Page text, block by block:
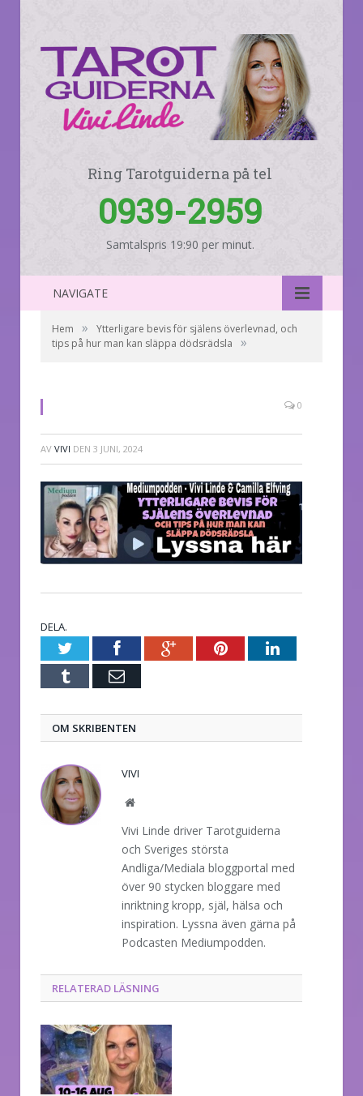
Ring Tarotguiderna på tel
0939-2959
Samtalspris 19:90 per minut.
NAVIGATE
Hem »
Ytterligare bevis för själens överlevnad, och
tips på hur man kan släppa dödsrädsla
»
0
AV VIVI DEN 3 JUNI, 2024
DELA.
TwitterFacebookGoogle+PinterestLinkedIn
Tumblr E-
OM SKRIBENTEN
VIVI
Website
Vivi Linde driver Tarotguiderna
och Sveriges största
Andliga/Mediala bloggportal med
över 90 stycken bloggare med
inriktning kropp, själ, hälsa och
inspiration. Lyssna även gärna på
Podcasten Mediumpodden.
RELATERAD LÄSNING